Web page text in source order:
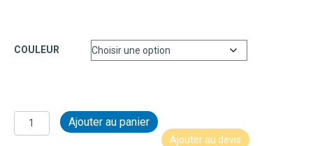
COULEUR
quantité
de
Ajouter au panier
Ajouter au devis